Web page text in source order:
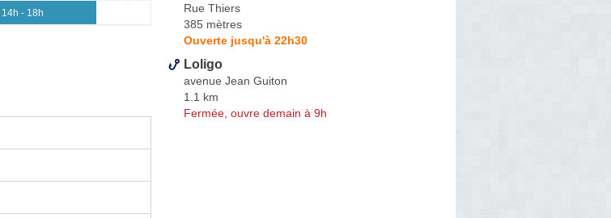
14h - 18h
Rue Thiers
385 mètres
Ouverte jusqu'à 22h30
Loligo
avenue Jean Guiton
1.1 km
Fermée, ouvre demain à 9h